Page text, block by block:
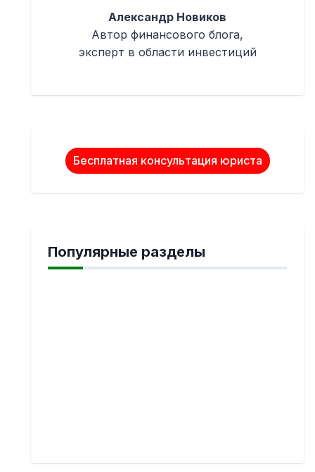
Александр Новиков
Автор финансового блога,
эксперт в области инвестиций
Бесплатная консультация юриста
Популярные разделы